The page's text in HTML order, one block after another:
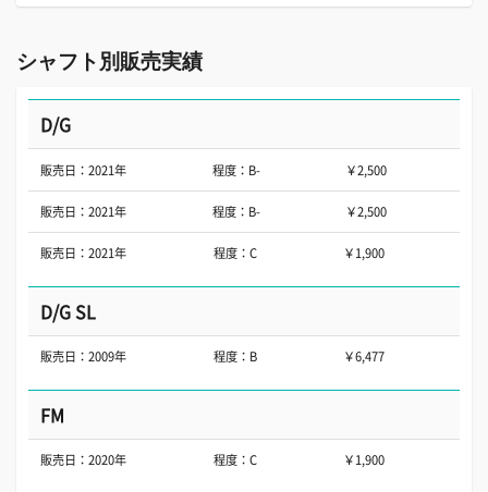
シャフト別販売実績
D/G
販売日：2021年 程度：B- ￥2,500
販売日：2021年 程度：B- ￥2,500
販売日：2021年 程度：C ￥1,900
D/G SL
販売日：2009年 程度：B ￥6,477
FM
販売日：2020年 程度：C ￥1,900